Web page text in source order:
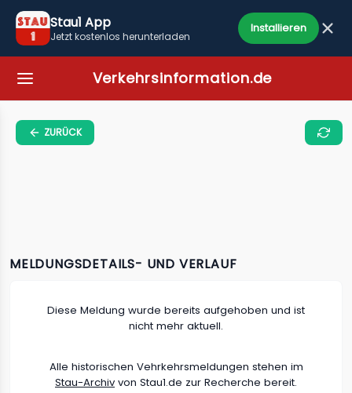
Stau1 App
Jetzt kostenlos herunterladen
Installieren
Verkehrsinformation.de
ZURÜCK
MELDUNGSDETAILS- UND VERLAUF
Diese Meldung wurde bereits aufgehoben und ist
nicht mehr aktuell.
Alle historischen Vehrkehrsmeldungen stehen im
Stau-Archiv von Stau1.de zur Recherche bereit.